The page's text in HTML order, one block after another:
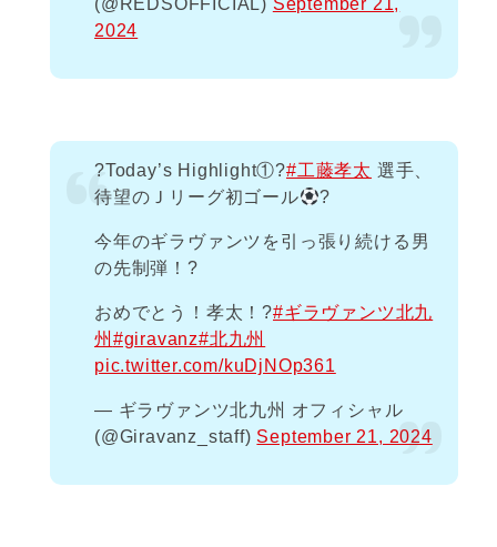
(@REDSOFFICIAL) September 21,
2024
?Today’s Highlight①?#工藤孝太 選手、
待望のＪリーグ初ゴール
?
今年のギラヴァンツを引っ張り続ける男
の先制弾！?
おめでとう！孝太！?#ギラヴァンツ北九
州 #giravanz#北九州
pic.twitter.com/kuDjNOp361
— ギラヴァンツ北九州 オフィシャル
(@Giravanz_staff) September 21, 2024